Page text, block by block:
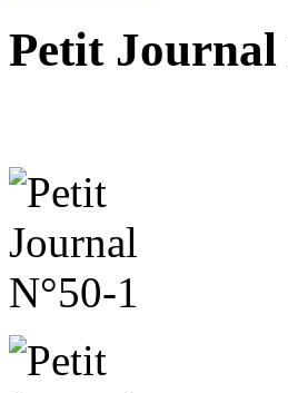
Petit Journal